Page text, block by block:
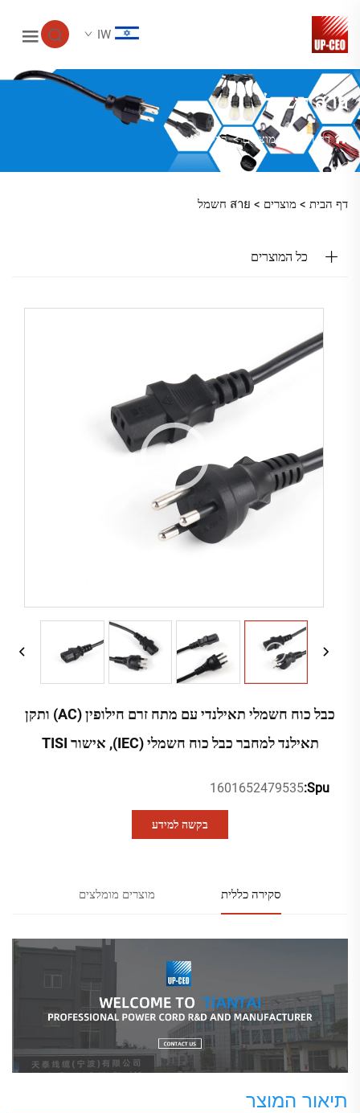
IW
สาย חשמל
דף הבית >מוצרים>כבל חשמל
דף הבית > מוצרים > สาย חשמל
כל המוצרים
כבל כוח חשמלי תאילנדי עם מתח זרם חילופין (AC) ותקן
תאילנד למחבר כבל כוח חשמלי (IEC), אישור TISI
Spu:
1601652479535
בקשה למידע
סקירה כללית מוצרים מומלצים
תיאור המוצר